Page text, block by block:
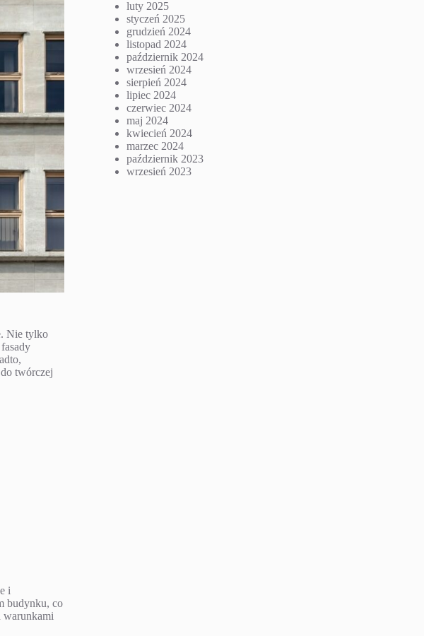
Nie tylko
twórczej
i
budynku, co
warunkami
luty 2025
styczeń 2025
grudzień 2024
listopad 2024
październik 2024
wrzesień 2024
sierpień 2024
lipiec 2024
czerwiec 2024
maj 2024
kwiecień 2024
marzec 2024
październik 2023
wrzesień 2023